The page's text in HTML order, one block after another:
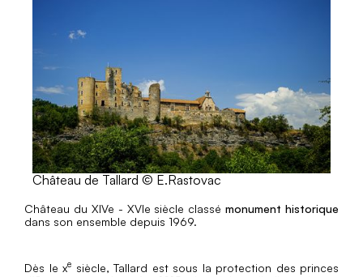
Château de Tallard © E.Rastovac
Château du XIVe - XVIe siècle classémonument historique
dans son ensemble depuis 1969.
Dès le xe siècle, Tallard est sous la protection des princes